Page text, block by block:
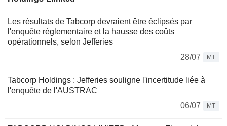
Les résultats de Tabcorp devraient être éclipsés par
l'enquête réglementaire et la hausse des coûts
opérationnels, selon Jefferies
28/07
MT
Tabcorp Holdings : Jefferies souligne l'incertitude liée à
l'enquête de l'AUSTRAC
06/07
MT